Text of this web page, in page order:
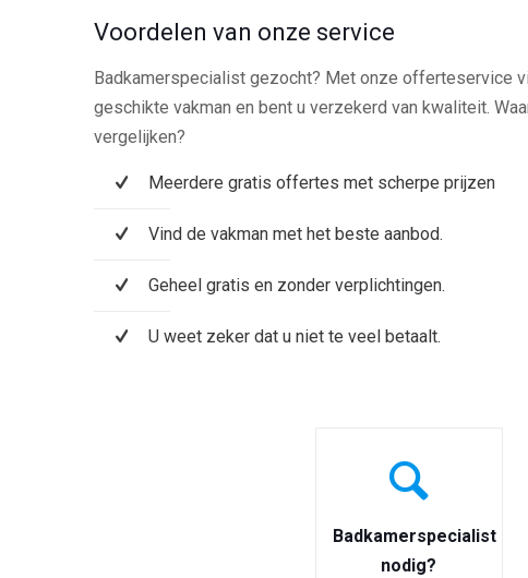
Voordelen van onze service
Badkamerspecialist gezocht? Met onze offerteservice
geschikte vakman en bent u verzekerd van kwaliteit.
vergelijken?
Meerdere gratis offertes met scherpe prijzen
Vind de vakman met het beste aanbod.
Geheel gratis en zonder verplichtingen.
U weet zeker dat u niet te veel betaalt.
Badkamerspecialist
nodig?